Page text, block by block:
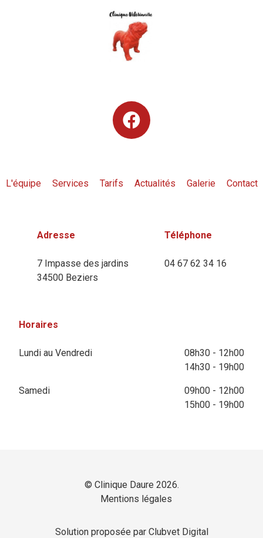
L'équipe Services Tarifs Actualités Galerie Contact
Adresse
7 Impasse des jardins
34500 Beziers
Téléphone
04 67 62 34 16
Horaires
Lundi au Vendredi
08h30 - 12h00
14h30 - 19h00
Samedi
09h00 - 12h00
15h00 - 19h00
© Clinique Daure 2026.
Mentions légales
Solution proposée par Clubvet Digital